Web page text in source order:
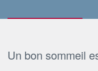
Un bon sommeil